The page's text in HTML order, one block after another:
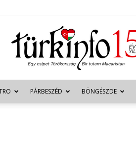
Türkinfo
PÁRBESZÉD BÖNGÉSZDE